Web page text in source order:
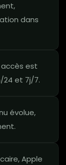
dans
est
24 et 7j/7.
évolue,
Apple